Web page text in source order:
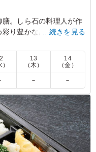
。しら石の料理人が作
り豊かな副菜と一緒に
…続きを見る
）
13
（木）
14
（金）
－ －